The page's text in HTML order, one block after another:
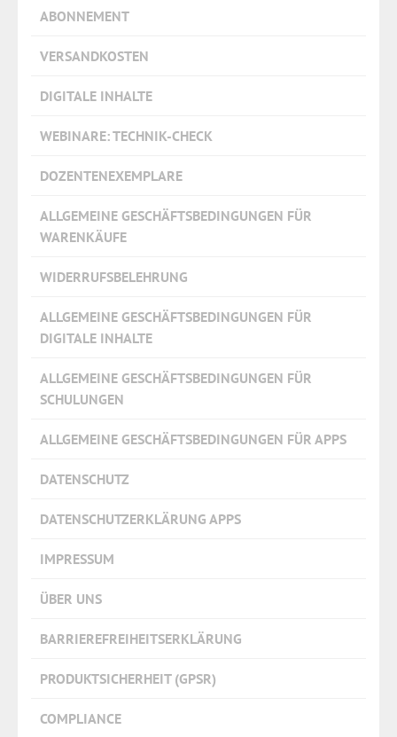
ABONNEMENT
VERSANDKOSTEN
DIGITALE INHALTE
WEBINARE: TECHNIK-CHECK
DOZENTENEXEMPLARE
ALLGEMEINE GESCHÄFTSBEDINGUNGEN FÜR
WARENKÄUFE
WIDERRUFSBELEHRUNG
ALLGEMEINE GESCHÄFTSBEDINGUNGEN FÜR
DIGITALE INHALTE
ALLGEMEINE GESCHÄFTSBEDINGUNGEN FÜR
SCHULUNGEN
ALLGEMEINE GESCHÄFTSBEDINGUNGEN FÜR APPS
DATENSCHUTZ
DATENSCHUTZERKLÄRUNG APPS
IMPRESSUM
ÜBER UNS
BARRIEREFREIHEITSERKLÄRUNG
PRODUKTSICHERHEIT (GPSR)
COMPLIANCE